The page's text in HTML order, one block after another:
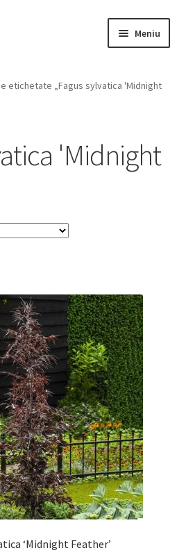
Meniu
etichetate „Fagus sylvatica 'Midnight
'Midnight
‘Midnight Feather’